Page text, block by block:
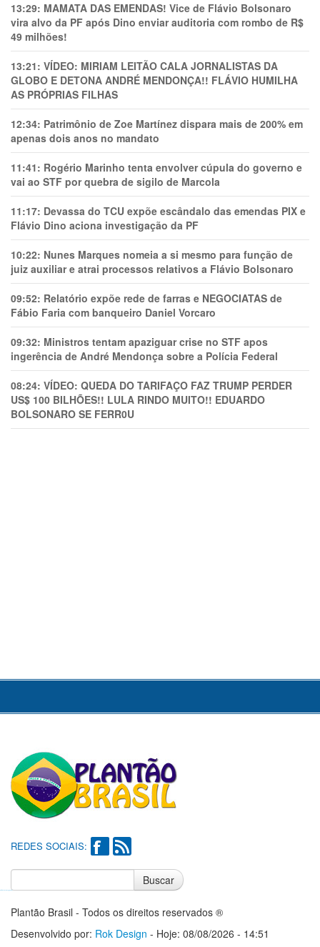
13:29: MAMATA DAS EMENDAS! Vice de Flávio Bolsonaro
vira alvo da PF após Dino enviar auditoria com rombo de R$
49 milhões!
13:21: VÍDEO: MIRIAM LEITÃO CALA JORNALISTAS DA
GLOBO E DETONA ANDRÉ MENDONÇA!! FLÁVIO HUMILHA
AS PRÓPRIAS FILHAS
12:34: Patrimônio de Zoe Martínez dispara mais de 200% em
apenas dois anos no mandato
11:41: Rogério Marinho tenta envolver cúpula do governo e
vai ao STF por quebra de sigilo de Marcola
11:17: Devassa do TCU expõe escândalo das emendas PIX e
Flávio Dino aciona investigação da PF
10:22: Nunes Marques nomeia a si mesmo para função de
juiz auxiliar e atrai processos relativos a Flávio Bolsonaro
09:52: Relatório expõe rede de farras e NEGOCIATAS de
Fábio Faria com banqueiro Daniel Vorcaro
09:32: Ministros tentam apaziguar crise no STF apos
ingerência de André Mendonça sobre a Polícia Federal
08:24: VÍDEO: QUEDA DO TARIFAÇO FAZ TRUMP PERDER
US$ 100 BILHÕES!! LULA RINDO MUITO!! EDUARDO
BOLSONARO SE FERR0U
REDES SOCIAIS:
Buscar
Plantão Brasil - Todos os direitos reservados ®
Desenvolvido por: Rok Design - Hoje: 08/08/2026 - 14:51